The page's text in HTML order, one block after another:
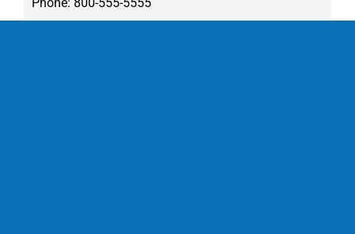
Phone: 800-555-5555